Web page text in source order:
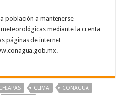
población a mantenerse
mediante la cuenta
páginas de internet
CHIAPAS CLIMA
CONAGUA